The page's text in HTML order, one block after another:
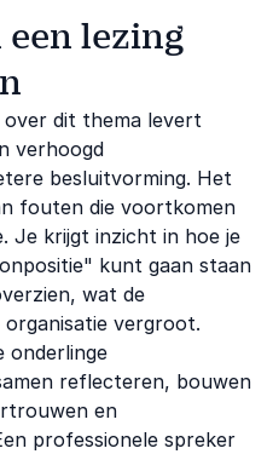
lezing
over dit thema levert
verhoogd
besluitvorming. Het
fouten die voortkomen
Je krijgt inzicht in hoe je
kunt gaan staan
wat de
vergroot.
onderlinge
reflecteren, bouwen
en
professionele spreker